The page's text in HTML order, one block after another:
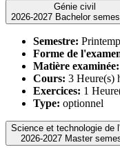
Génie civil
2026-2027 Bachelor
Semestre:
Forme de
Matière examinée:
Cours: 3 Heure(s)
Exercices: 1
Type: optionnel
Science et technologie de
2026-2027 Master